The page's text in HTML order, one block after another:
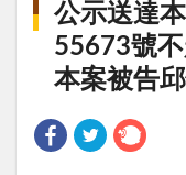
公示送達
55673號
本案被告